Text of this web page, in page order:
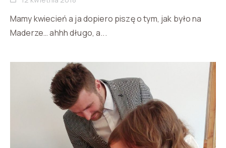
Mamy kwiecień a ja dopiero piszę o tym, jak było na
Maderze… ahhh długo, a...